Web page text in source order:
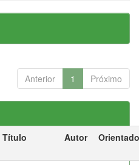
Anterior 1 Próximo
Título Autor